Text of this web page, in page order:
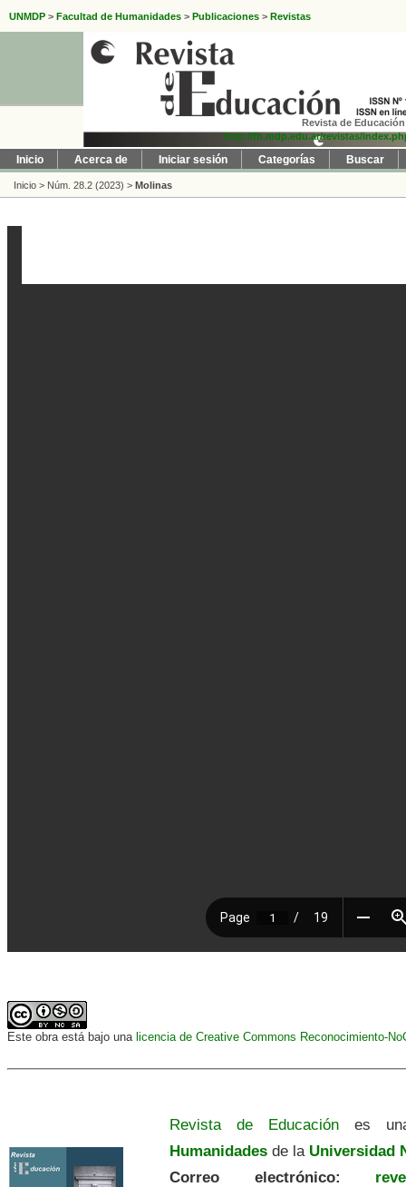
UNMDP > Facultad de Humanidades > Publicaciones > Revistas
Revista de
http://fh.mdp.edu.ar/revistas/
Inicio Acerca de Iniciar sesión Categorías Buscar
Inicio > Núm. 28.2 (2023) > Molinas
Este obra está bajo una licencia de Creative Commons Reconocimiento-
Revista de Educación es
Humanidades de la Universidad
Correo electrónico: